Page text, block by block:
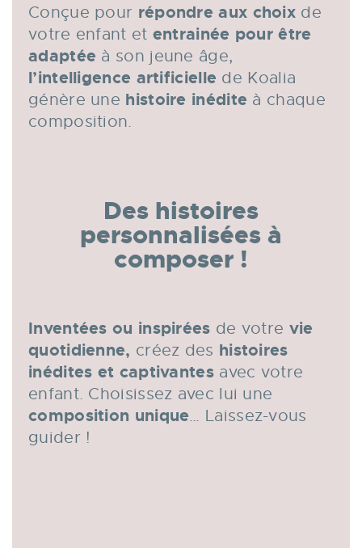
Des histoires
personnalisées à
composer !
Inventées ou inspirées de votre vie
quotidienne, créez des histoires
inédites et captivantesavec votre
enfant. Choisissez avec lui une
composition unique… Laissez-vous
guider !
Conçue pour répondre aux choix de
votre enfant et entrainée pour être
adaptée à son jeune âge,
l’intelligence artificielle de Koalia
génère une histoire inédite à chaque
composition.